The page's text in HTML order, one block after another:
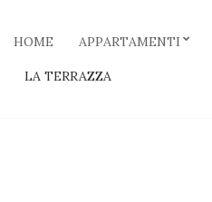
HOME APPARTAMENTI
LA TERRAZZA